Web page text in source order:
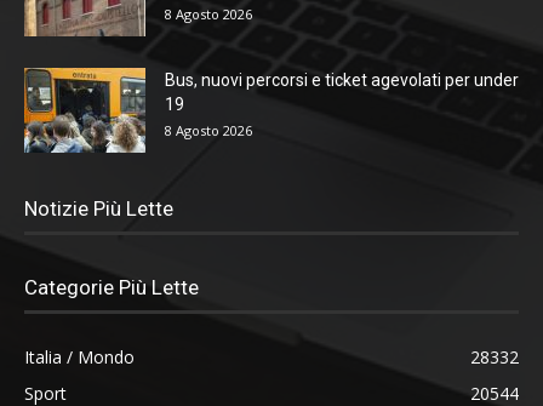
8 Agosto 2026
Bus, nuovi percorsi e ticket agevolati per under
19
8 Agosto 2026
Notizie Più Lette
Categorie Più Lette
Italia / Mondo
28332
Sport
20544